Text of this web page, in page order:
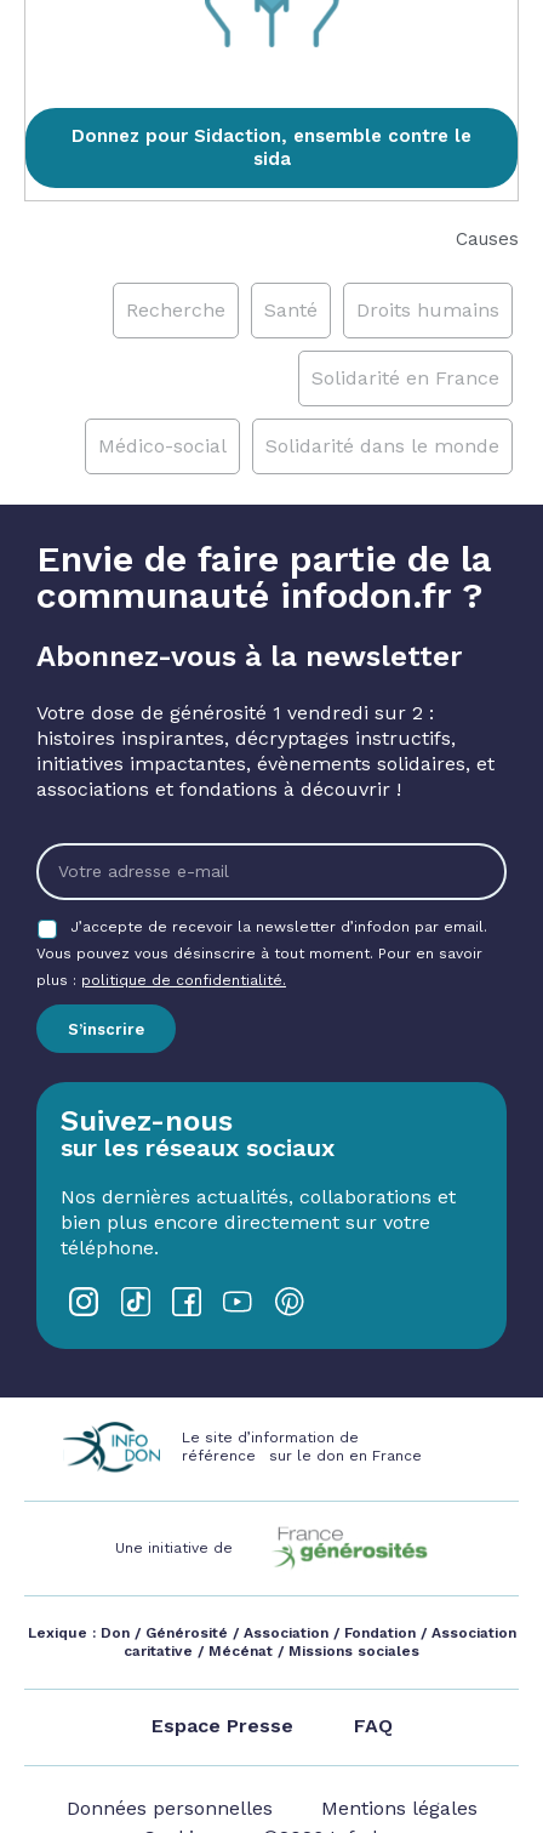
Donnez pour Sidaction, ensemble contre le
sida
Causes
Droits humains
Santé
Recherche
Solidarité en France
Solidarité dans le monde
Médico-social
Envie de faire partie de la
communauté infodon.fr ?
Abonnez-vous à la newsletter
Votre dose de générosité 1 vendredi sur 2 :
histoires inspirantes, décryptages instructifs,
initiatives impactantes, évènements solidaires, et
associations et fondations à découvrir !
J’accepte de recevoir la newsletter d’infodon par email.
Vous pouvez vous désinscrire à tout moment. Pour en savoir
plus : politique de confidentialité.
S’inscrire
Suivez-nous
sur les réseaux sociaux
Nos dernières actualités, collaborations et
bien plus encore directement sur votre
téléphone.
Le site d’information de
référence sur le don en France
Une initiative de
Lexique : Don/ Générosité / Association/ Fondation/ Association
caritative / Mécénat / Missions sociales
Espace Presse FAQ
Données personnelles
Mentions légales